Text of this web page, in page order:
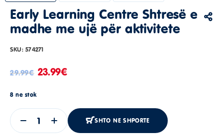
Early Learning Centre Shtresë e
madhe me ujë për aktivitete
SKU:574271
29.99€ 23.99€
8 ne stok
SHTO NE SHPORTE